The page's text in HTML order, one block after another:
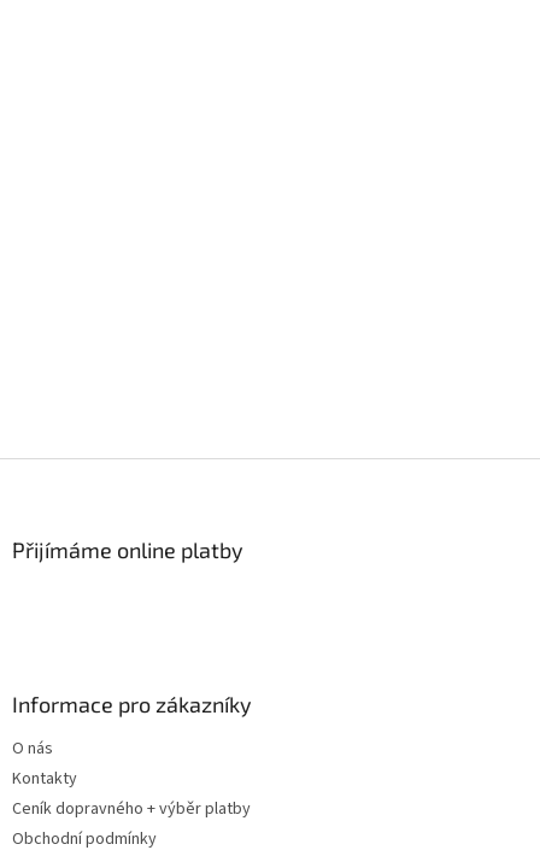
Přijímáme online platby
Informace pro zákazníky
O nás
Kontakty
Ceník dopravného + výběr platby
Obchodní podmínky